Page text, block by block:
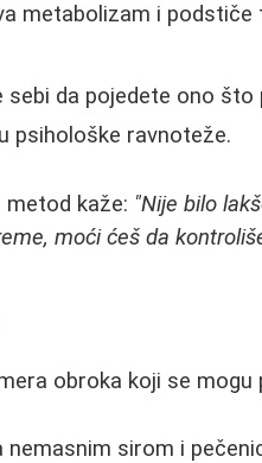
metabolizam i podstiče
sebi da pojedete ono što
psihološke ravnoteže.
metod kaže: "Nije bilo
moći ćeš da
obroka koji se mogu
sirom i